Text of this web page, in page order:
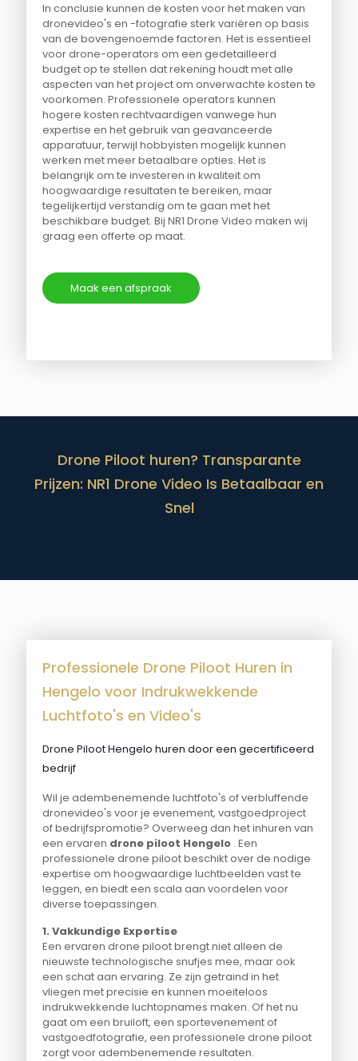
In conclusie kunnen de kosten voor het maken van
dronevideo's en -fotografie sterk variëren op basis
van de bovengenoemde factoren. Het is essentieel
voor drone-operators om een gedetailleerd
budget op te stellen dat rekening houdt met alle
aspecten van het project om onverwachte kosten te
voorkomen. Professionele operators kunnen
hogere kosten rechtvaardigen vanwege hun
expertise en het gebruik van geavanceerde
apparatuur, terwijl hobbyisten mogelijk kunnen
werken met meer betaalbare opties. Het is
belangrijk om te investeren in kwaliteit om
hoogwaardige resultaten te bereiken, maar
tegelijkertijd verstandig om te gaan met het
beschikbare budget. Bij NR1 Drone Video maken wij
graag een offerte op maat.
Maak een afspraak
Drone Piloot huren? Transparante
Prijzen: NR1 Drone Video Is Betaalbaar en
Snel
Professionele Drone Piloot Huren in
Hengelo voor Indrukwekkende
Luchtfoto's en Video's
Drone Piloot Hengelo huren door een gecertificeerd
bedrijf
Wil je adembenemende luchtfoto's of verbluffende
dronevideo's voor je evenement, vastgoedproject
of bedrijfspromotie? Overweeg dan het inhuren van
een ervaren drone piloot Hengelo . Een
professionele drone piloot beschikt over de nodige
expertise om hoogwaardige luchtbeelden vast te
leggen, en biedt een scala aan voordelen voor
diverse toepassingen.
1. Vakkundige Expertise
Een ervaren drone piloot brengt niet alleen de
nieuwste technologische snufjes mee, maar ook
een schat aan ervaring. Ze zijn getraind in het
vliegen met precisie en kunnen moeiteloos
indrukwekkende luchtopnames maken. Of het nu
gaat om een bruiloft, een sportevenement of
vastgoedfotografie, een professionele drone piloot
zorgt voor adembenemende resultaten.